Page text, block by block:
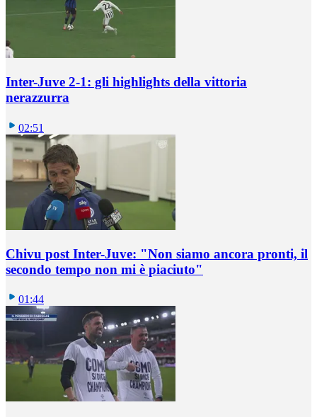
Inter-Juve 2-1: gli highlights della vittoria
nerazzurra
02:51
Chivu post Inter-Juve: "Non siamo ancora pronti, il
secondo tempo non mi è piaciuto"
01:44